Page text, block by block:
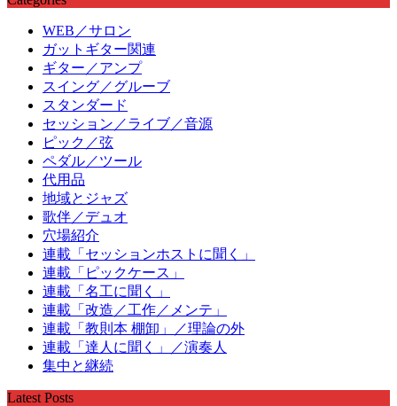
WEB／サロン
ガットギター関連
ギター／アンプ
スイング／グルーブ
スタンダード
セッション／ライブ／音源
ピック／弦
ペダル／ツール
代用品
地域とジャズ
歌伴／デュオ
穴場紹介
連載「セッションホストに聞く」
連載「ピックケース」
連載「名工に聞く」
連載「改造／工作／メンテ」
連載「教則本 棚卸」／理論の外
連載「達人に聞く」／演奏人
集中と継続
Latest Posts